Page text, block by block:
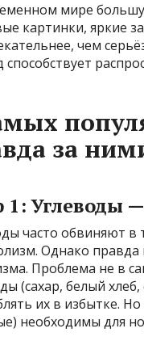
мире
картинки, яркие
чем
способствует
за
Углеводы
часто обвиняют
Однако
Проблема не в
(сахар, белый
их в избытке.
необходимы для